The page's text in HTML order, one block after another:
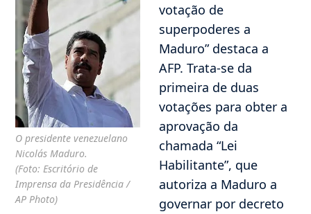
O presidente venezuelano
Nicolás Maduro.
(Foto: Escritório de
Imprensa da Presidência /
AP Photo)
votação de
superpoderes a
Maduro” destaca a
AFP. Trata-se da
primeira de duas
votações para obter a
aprovação da
chamada “Lei
Habilitante”, que
autoriza a Maduro a
governar por decreto